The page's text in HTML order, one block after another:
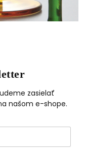
zasielať
našom e-shope.